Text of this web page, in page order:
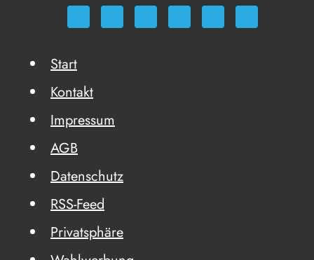
Start
Kontakt
Impressum
AGB
Datenschutz
RSS-Feed
Privatsphäre